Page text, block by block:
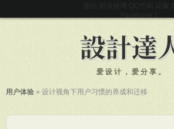
爱设计，爱分享。
用户体验 » 设计视角下用户习惯的养成和迁移